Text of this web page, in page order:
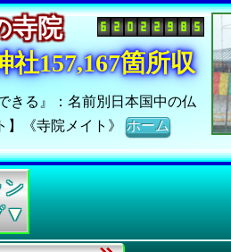
寺院
157,167箇所収
きる』：名前別日本国中の仏
】《寺院メイト》ホーム
ン
▼